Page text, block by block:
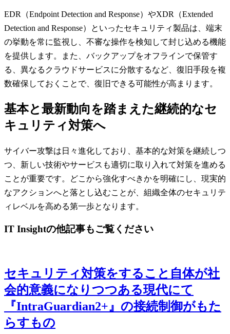
EDR（Endpoint Detection and Response）やXDR（Extended
Detection and Response）といったセキュリティ製品は、端末
の挙動を常に監視し、不審な操作を検知して封じ込める機能
を提供します。また、バックアップをオフラインで保管す
る、異なるクラウドサービスに分散するなど、復旧手段を複
数確保しておくことで、復旧できる可能性が高まります。
基本と最新動向を踏まえた継続的なセ
キュリティ対策へ
サイバー攻撃は日々進化しており、基本的な対策を継続しつ
つ、新しい技術やサービスも適切に取り入れて対策を進める
ことが重要です。どこから強化すべきかを明確にし、現実的
なアクションへと落とし込むことが、組織全体のセキュリテ
ィレベルを高める第一歩となります。
IT Insightの他記事もご覧ください
セキュリティ対策をすること自体が社
会的意義になりつつある現代にて
『IntraGuardian2+』の接続制御がもた
らすもの